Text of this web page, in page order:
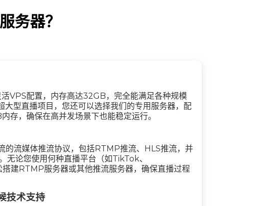
务器？
VPS配置，内存高达32GB，完全能满足各种规模
大型直播项目，您还可以选择我们的专用服务器，配
存，确保在高并发场景下也能稳定运行。
的流媒体推流协议，包括RTMP推流、HLS推流，并
无论您使用何种直播平台（如TikTok、
建RTMP服务器或其他推流服务器，确保直播过程
技术支持